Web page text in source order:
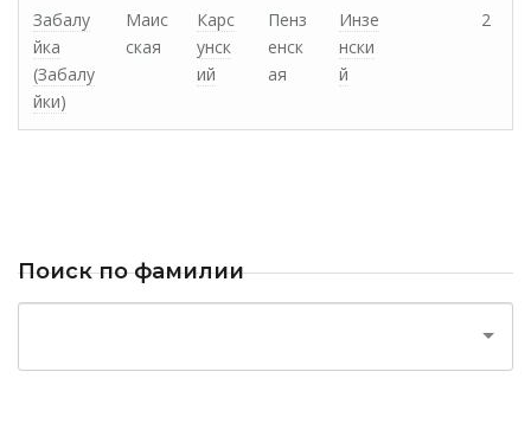
Забалу
йка
(Забалу
йки)
Маис
ская
Карс
унск
ий
Пенз
енск
ая
Инзе
нски
й
2
Поиск по фамилии